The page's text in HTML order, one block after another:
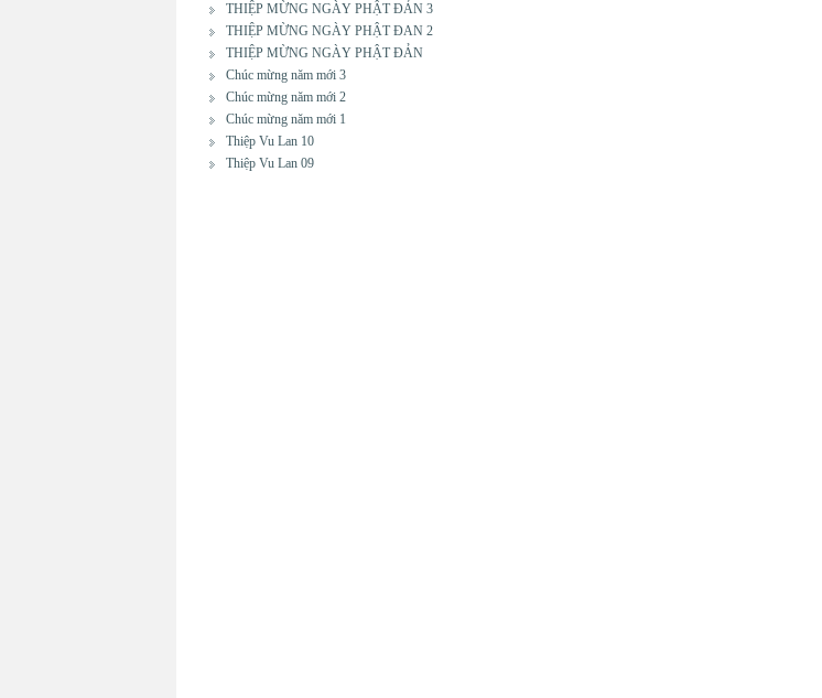
THIỆP MỪNG NGÀY PHẬT ĐẢN 3
THIỆP MỪNG NGÀY PHẬT ĐAN 2
THIỆP MỪNG NGÀY PHẬT ĐẢN
Chúc mừng năm mới 3
Chúc mừng năm mới 2
Chúc mừng năm mới 1
Thiệp Vu Lan 10
Thiệp Vu Lan 09